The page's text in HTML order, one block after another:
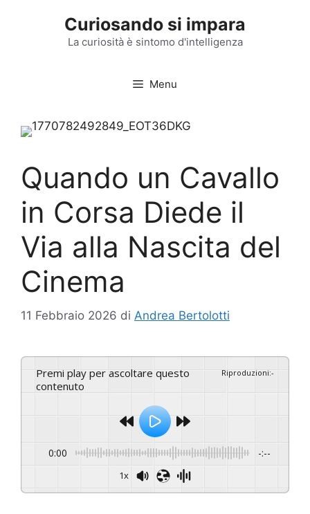
Curiosando si impara
La curiosità è sintomo d'intelligenza
Menu
Quando un Cavallo
in Corsa Diede il
Via alla Nascita del
Cinema
11 Febbraio 2026 di Andrea Bertolotti
Premi play per ascoltare questo
contenuto
Riproduzioni:-
0:00 -:--
1x